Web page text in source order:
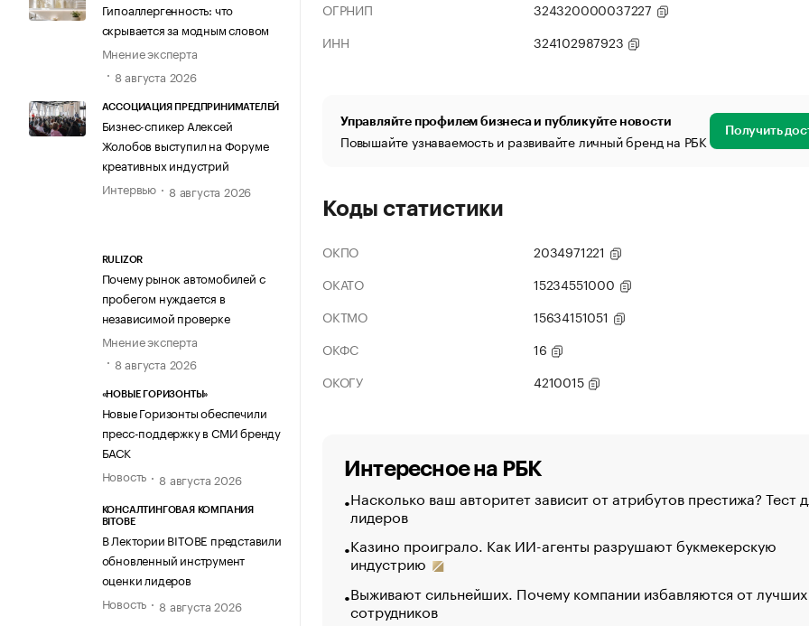
Гипоаллергенность: что
скрывается за модным словом
Мнение эксперта
8 августа 2026
АССОЦИАЦИЯ ПРЕДПРИНИМАТЕЛЕЙ
Бизнес-спикер Алексей
Жолобов выступил на Форуме
креативных индустрий
Интервью
8 августа 2026
RULIZOR
Почему рынок автомобилей с
пробегом нуждается в
независимой проверке
Мнение эксперта
8 августа 2026
«НОВЫЕ ГОРИЗОНТЫ»
Новые Горизонты обеспечили
пресс-поддержку в СМИ бренду
БАСК
Новость
8 августа 2026
КОНСАЛТИНГОВАЯ КОМПАНИЯ
BITOBE
В Лектории BITOBE представили
обновленный инструмент
оценки лидеров
Новость
8 августа 2026
ОГРНИП
324320000037227
ИНН
324102987923
Управляйте профилем бизнеса и публикуйте новости
Повышайте узнаваемость и развивайте личный бренд на РБК Получить
Коды статистики
ОКПО
2034971221
ОКАТО
15234551000
ОКТМО
15634151051
ОКФС
16
ОКОГУ
4210015
Интересное на РБК
Насколько ваш авторитет зависит от атрибутов престижа? Тест
лидеров
Казино проиграло. Как ИИ-агенты разрушают букмекерскую
индустрию
Выживают сильнейших. Почему компании избавляются от лучших
сотрудников